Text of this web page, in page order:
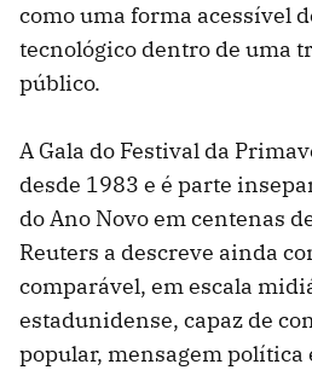
como uma forma acessível
tecnológico dentro de uma
público.
A Gala do Festival da
desde 1983 e é parte
do Ano Novo em centenas
Reuters a descreve ainda
comparável, em escala
estadunidense, capaz de
popular, mensagem